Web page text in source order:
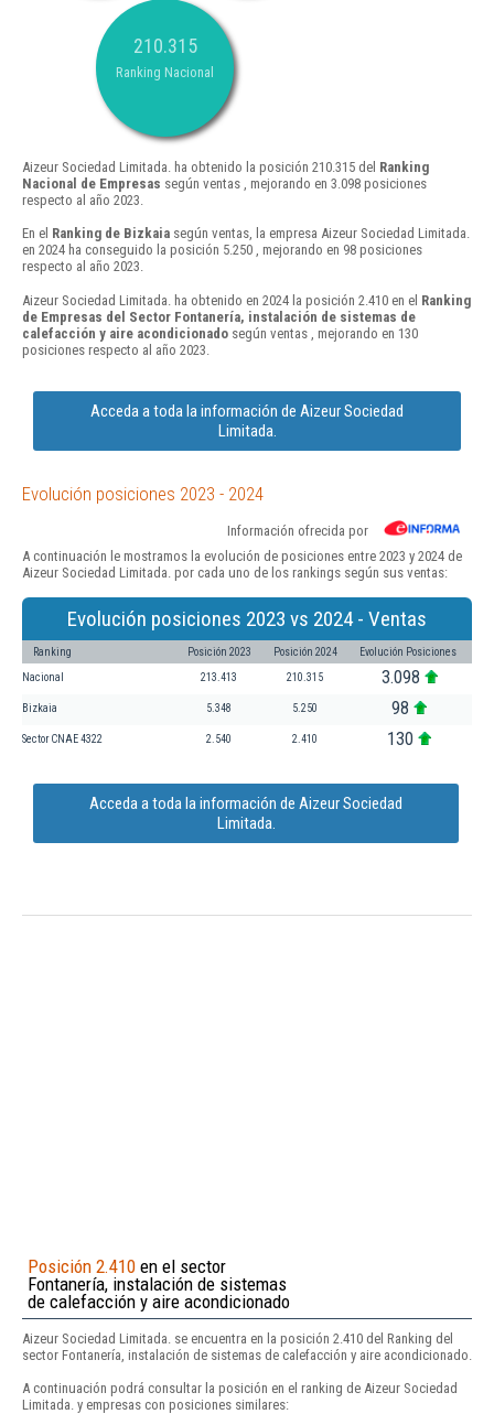
210.315
Ranking Nacional
Aizeur Sociedad Limitada. ha obtenido la posición 210.315 del Ranking
Nacional de Empresas según ventas , mejorando en 3.098 posiciones
respecto al año 2023.
En el Ranking de Bizkaia según ventas, la empresa Aizeur Sociedad Limitada.
en 2024 ha conseguido la posición 5.250 , mejorando en 98 posiciones
respecto al año 2023.
Aizeur Sociedad Limitada. ha obtenido en 2024 la posición 2.410 en el Ranking
de Empresas del Sector Fontanería, instalación de sistemas de
calefacción y aire acondicionado según ventas , mejorando en 130
posiciones respecto al año 2023.
Acceda a toda la información de Aizeur Sociedad
Limitada.
Evolución posiciones 2023 - 2024
Información ofrecida por
A continuación le mostramos la evolución de posiciones entre 2023 y 2024 de
Aizeur Sociedad Limitada. por cada uno de los rankings según sus ventas:
Evolución posiciones 2023 vs 2024 - Ventas
Ranking Posición 2023 Posición 2024 Evolución Posiciones
Nacional 213.413 210.315 3.098
Bizkaia 5.348 5.250 98
Sector CNAE 4322 2.540 2.410 130
Acceda a toda la información de Aizeur Sociedad
Limitada.
Posición 2.410 en el sector
Fontanería, instalación de sistemas
de calefacción y aire acondicionado
Aizeur Sociedad Limitada. se encuentra en la posición 2.410 del Ranking del
sector Fontanería, instalación de sistemas de calefacción y aire acondicionado.
A continuación podrá consultar la posición en el ranking de Aizeur Sociedad
Limitada. y empresas con posiciones similares: